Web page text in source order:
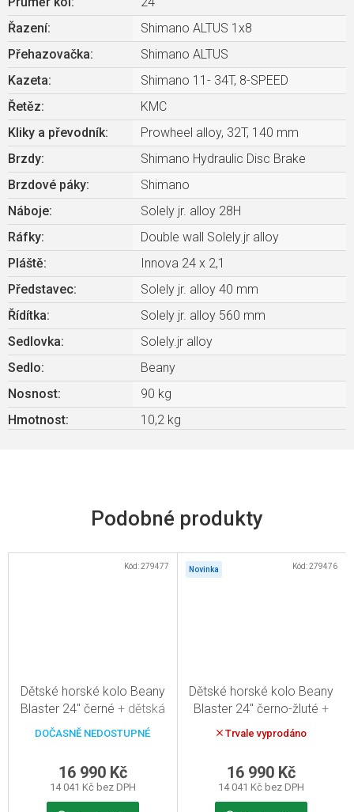
Řazení:
Shimano ALTUS 1x8
Přehazovačka:
Shimano ALTUS
Kazeta:
Shimano 11- 34T, 8-SPEED
Řetěz:
KMC
Kliky a převodník:
Prowheel alloy, 32T, 140 mm
Brzdy:
Shimano Hydraulic Disc Brake
Brzdové páky:
Shimano
Náboje:
Solely jr. alloy 28H
Ráfky:
Double wall Solely.jr alloy
Pláště:
Innova 24 x 2,1
Představec:
Solely jr. alloy 40 mm
Řídítka:
Solely jr. alloy 560 mm
Sedlovka:
Solely.jr alloy
Sedlo:
Beany
Nosnost:
90 kg
Hmotnost: 10,2 kg
Dětské horské kolo Beany
Blaster 24" černé + dětská
přilba zdarma
DOČASNĚ NEDOSTUPNÉ
14 041 Kč bez DPH
16 990 Kč
Kód:279477 Novinka
Dětské horské kolo Beany
Blaster 24" černo-žluté+
dětská přilba zdarma
Trvale vyprodáno
14 041 Kč bez DPH
16 990 Kč
Kód:279476